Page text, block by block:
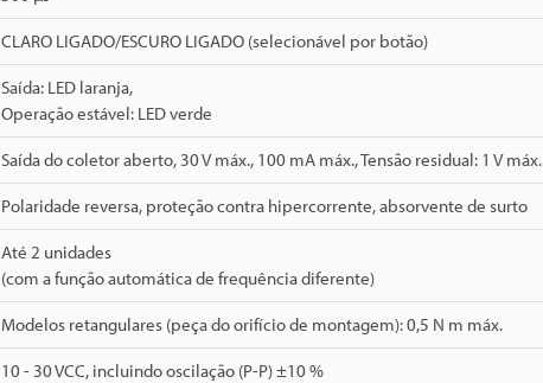
CLARO LIGADO/ESCURO LIGADO (selecionável por botão)
Saída: LED laranja,
Operação estável: LED verde
Saída do coletor aberto, 30 V máx., 100 mA máx., Tensão residual: 1 V máx.
Polaridade reversa, proteção contra hipercorrente, absorvente de surto
Até 2 unidades
(com a função automática de frequência diferente)
Modelos retangulares (peça do orifício de montagem): 0,5 N m máx.
10 - 30 VCC, incluindo oscilação (P-P) ±10 %